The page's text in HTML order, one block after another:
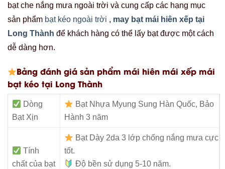
bạt che nắng mưa ngoài trời và cung cấp các hạng mục
sản phẩm bạt kéo ngoài trời , may bạt mái hiên xếp tại
Long Thành để khách hàng có thể lấy bạt được một cách
dễ dàng hơn.
Bảng đánh giá sản phẩm mái hiên mái xếp mái
bạt kéo tại Long Thành
Dòng
Bạt Xịn
Bạt Nhựa Myung Sung Hàn Quốc, Bảo
Hành 3 năm
Tính
chất của bạt
Bạt Dày 2da 3 lớp chống nắng mưa cực
tốt.
Độ bền sử dụng 5-10 năm.